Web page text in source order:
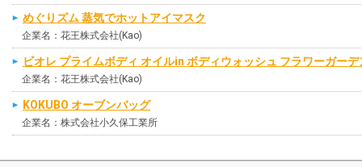
めぐりズム 蒸気でホットアイマスク
企業名：花王株式会社(Kao)
ビオレ プライムボディ オイルin ボディウォッシュ フラワーガーデ
企業名：花王株式会社(Kao)
KOKUBO オーブンバッグ
企業名：株式会社小久保工業所